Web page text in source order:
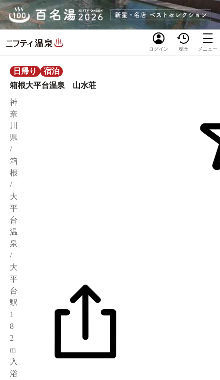
ログイン 履歴 メニュー
日帰り
宿泊
箱根大平台温泉 山水荘
神
奈
川
県
/
箱
根
/
大
平
台
温
泉
/
大
平
台
駅
1
8
2
m
入
浴